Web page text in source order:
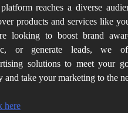
reaches a diverse
products and services like
looking to boost brand
or generate leads, we
solutions to meet your
and take your marketing to the
here